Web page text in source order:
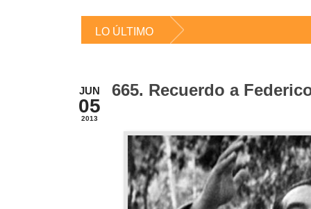
LO ÚLTIMO
JUN
05
2013
665. Recuerdo a